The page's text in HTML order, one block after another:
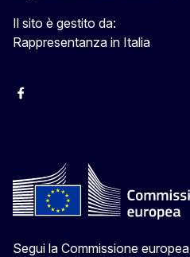
Il sito è gestito da:
Rappresentanza in Italia
Facebook Europa in Italia
Segui la Commissione europea